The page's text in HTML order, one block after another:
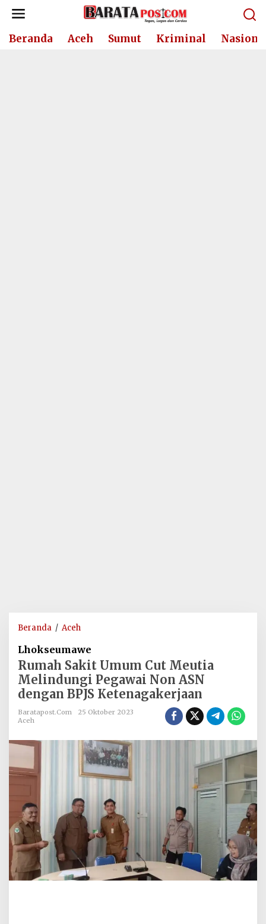
Lewati
konten
Beranda Aceh Sumut Kriminal
Beranda / Aceh
Umum
Cut
Meutia
Melindungi
dengan
BPJS
Ketenagakerjaan
Lhokseumawe
Rumah Sakit Umum Cut Meutia
Melindungi Pegawai Non ASN
dengan BPJS Ketenagakerjaan
Baratapost.com
25 Oktober 2023
Aceh